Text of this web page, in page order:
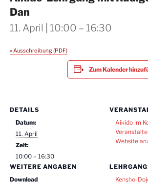
Dan
11. April | 10:00 – 16:30
» Ausschreibung (PDF)
Zum Kalender
DETAILS
Datum:
11. April
Zeit:
10:00 – 16:30
Kensho-
Aikido im
Website
WEITERE ANGABEN
Download